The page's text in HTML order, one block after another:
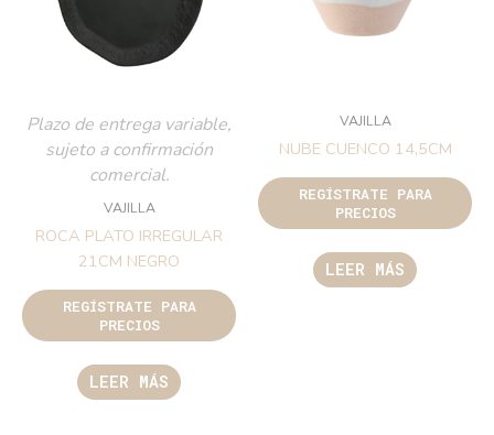
Plazo de entrega variable,
sujeto a confirmación
comercial.
VAJILLA
ROCA PLATO IRREGULAR
21CM NEGRO
REGÍSTRATE PARA
PRECIOS
LEER MÁS
VAJILLA
NUBE CUENCO 14,5CM
REGÍSTRATE PARA
PRECIOS
LEER MÁS